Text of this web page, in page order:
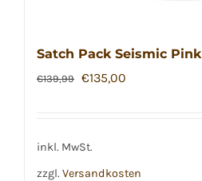
Satch Pack Seismic Pink
€139,99 Ursprünglicher
€139,99
€135,00
inkl. MwSt.
zzgl. Versandkosten